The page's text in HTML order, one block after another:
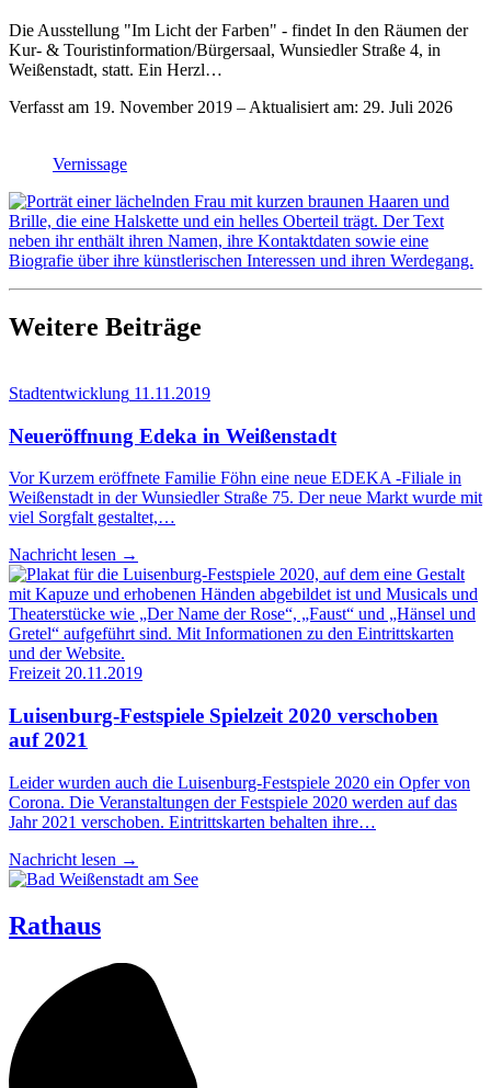
Die Ausstellung "Im Licht der Farben" - findet In den Räumen der
Kur- & Touristinformation/Bürgersaal, Wunsiedler Straße 4, in
Weißenstadt, statt. Ein Herzl…
Verfasst am 19. November 2019 – Aktualisiert am: 29. Juli 2026
Vernissage
Weitere Beiträge
Stadtentwicklung 11.11.2019
Neu­eröff­nung Ede­ka in Weißenstadt
Vor Kurzem eröffnete Familie Föhn eine neue EDEKA -Filiale in
Weißenstadt in der Wunsiedler Straße 75. Der neue Markt wurde mit
viel Sorgfalt gestaltet,…
Nachricht lesen →
Freizeit 20.11.2019
Lui­sen­burg-Fest­spie­le Spiel­zeit 2020 ver­scho­ben
auf 2021
Leider wurden auch die Luisenburg-Festspiele 2020 ein Opfer von
Corona. Die Veranstaltungen der Festspiele 2020 werden auf das
Jahr 2021 verschoben. Eintrittskarten behalten ihre…
Nachricht lesen →
Rathaus